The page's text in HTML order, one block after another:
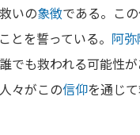
いの象徴である。こ
とを誓っている。 阿弥
でも救われる可能性が
々がこの信仰を通じ